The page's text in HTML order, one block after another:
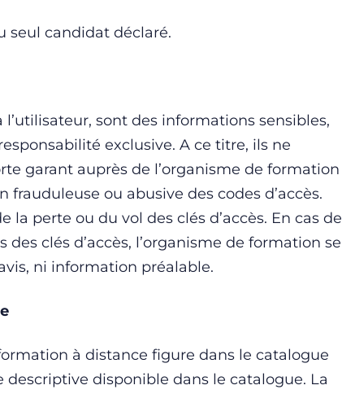
seul candidat déclaré.
sont des informations sensibles,
exclusive. A ce titre, ils ne
garant auprès de l’organisme de formation
ou abusive des codes d’accès.
perte ou du vol des clés d’accès. En cas de
clés d’accès, l’organisme de formation se
ni information préalable.
à distance figure dans le catalogue
descriptive disponible dans le catalogue. La